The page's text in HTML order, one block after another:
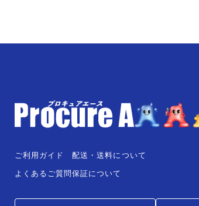
ご利用ガイド
よくあるご質問
配送・送料について
保証について